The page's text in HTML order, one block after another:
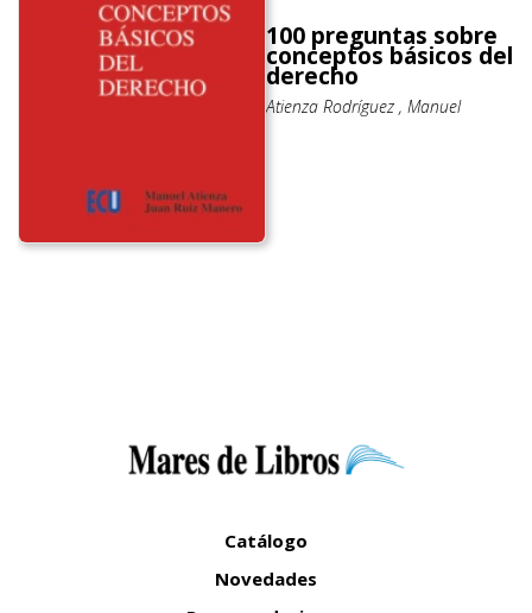
100 preguntas sobre
conceptos básicos del
derecho
Atienza Rodríguez , Manuel
Catálogo
Novedades